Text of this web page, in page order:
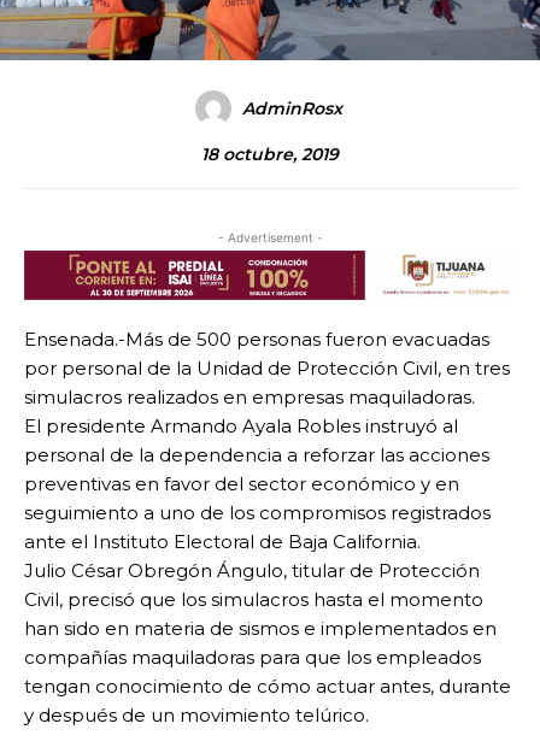
AdminRosx
18 octubre, 2019
- Advertisement -
Ensenada.-Más de 500 personas fueron evacuadas
por personal de la Unidad de Protección Civil, en tres
simulacros realizados en empresas maquiladoras.
El presidente Armando Ayala Robles instruyó al
personal de la dependencia a reforzar las acciones
preventivas en favor del sector económico y en
seguimiento a uno de los compromisos registrados
ante el Instituto Electoral de Baja California.
Julio César Obregón Ángulo, titular de Protección
Civil, precisó que los simulacros hasta el momento
han sido en materia de sismos e implementados en
compañías maquiladoras para que los empleados
tengan conocimiento de cómo actuar antes, durante
y después de un movimiento telúrico.